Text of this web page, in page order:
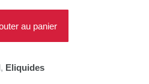
au panier
, Eliquides